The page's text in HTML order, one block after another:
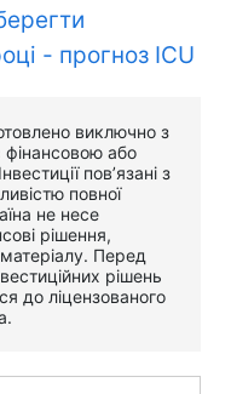
- прогноз ICU
виключно з
або
пов’язані з
повної
не несе
рішення,
Перед
рішень
до ліцензованого